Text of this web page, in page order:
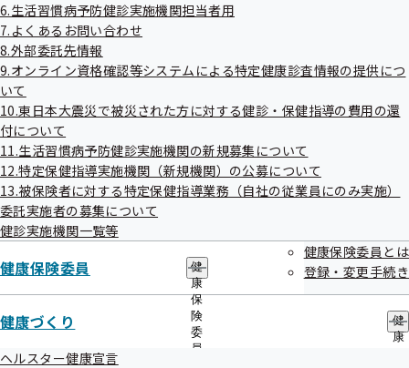
一
覧
サ
メ
ュ
ー
の
案
内
ニ
6.生活習慣病予防健診実施機関担当者用
7.よくあるお問い合わせ
8.外部委託先情報
9.オンライン資格確認等システムによる特定健康診査情報の提供につ
いて
10.東日本大震災で被災された方に対する健診・保健指導の費用の還
付について
11.生活習慣病予防健診実施機関の新規募集について
12.特定保健指導実施機関（新規機関）の公募について
13.被保険者に対する特定保健指導業務（自社の従業員にのみ実施）
委託実施者の募集について
健診実施機関一覧等
健康保険委員
健
康
保
険
委
員
健康保険委員とは
登録・変更手続き
健康づくり
健
康
ヘルスター健康宣言
【ヘルスター健康宣言事業所様限定特
案内
ヘルスター認定